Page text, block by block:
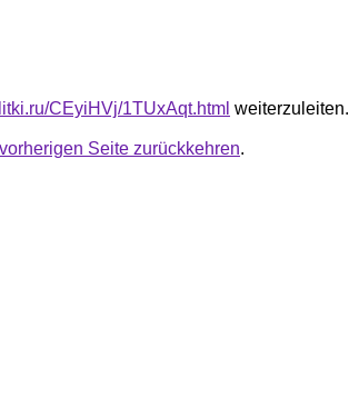
CEyiHVj/1TUxAqt.html weiterzuleiten.
Seite zurückkehren.